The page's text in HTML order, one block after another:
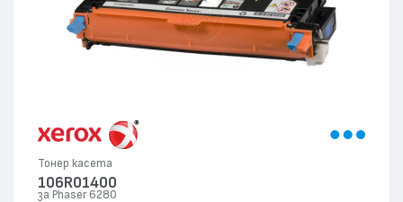
Тонер касета
106R01400
за Phaser 6280